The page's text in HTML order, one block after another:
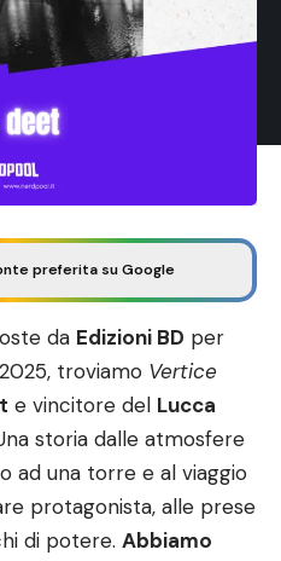
preferita su Google
da Edizioni BD per
troviamo Vertice
e vincitore del Lucca
storia dalle atmosfere
ad una torre e al viaggio
protagonista, alle prese
di potere. Abbiamo